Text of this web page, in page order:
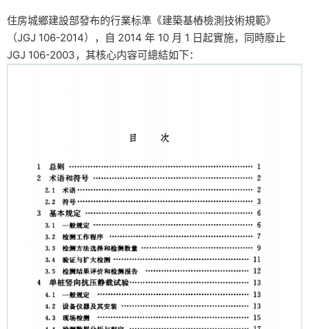
住房城鄉建設部發布的行業标準《建築基樁檢測技術規範》
（JGJ 106-2014），自 2014 年 10 月 1 日起實施，同時廢止
JGJ 106-2003，其核心内容可總結如下：